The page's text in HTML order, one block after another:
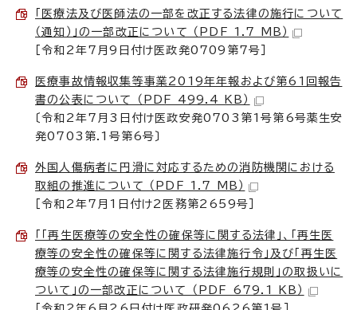
「医療法及び医師法の一部を改正する法律の施行について
（通知）」の一部改正について （PDF 1.7 MB）
［令和2年7月9日付け医政発0709第7号］
医療事故情報収集等事業2019年年報および第61回報告
書の公表について （PDF 499.4 KB）
〔令和2年7月3日付け医政安発0703第1号第6号薬生安
発0703第.1号第6号〕
外国人傷病者に円滑に対応するための消防機関における
取組の推進について （PDF 1.7 MB）
［令和2年7月1日付け2医務第2659号］
「「再生医療等の安全性の確保等に関する法律」、「再生医
療等の安全性の確保等に関する法律施行令」及び「再生医
療等の安全性の確保等に関する法律施行規則」の取扱いに
ついて」の一部改正について （PDF 679.1 KB）